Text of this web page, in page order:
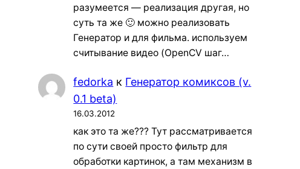
разумеется — реализация другая, но
суть та же 🙂 можно реализовать
Генератор и для фильма. используем
считывание видео (OpenCV шаг…
fedorka к Генератор комиксов (v.
0.1 beta)
16.03.2012
как это та же??? Тут рассматривается
по сути своей просто фильтр для
обработки картинок, а там механизм в